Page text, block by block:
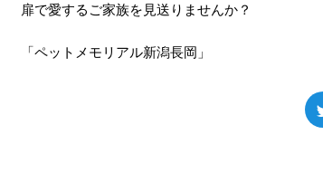
扉で愛するご家族を見送りませんか？
「ペットメモリアル新潟長岡」